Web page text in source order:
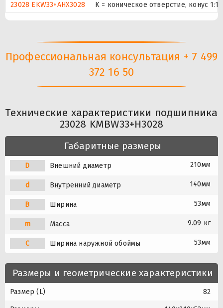
23028 EKW33+AHX3028 K = коническое отверстие, конус
Профессиональная консультация + 7 499
372 16 50
Технические характеристики подшипника
23028 KMBW33+H3028
Габаритные размеры
D Внешний диаметр 210мм
d Внутренний диаметр 140мм
B Ширина 53мм
m Масса 9.09 кг
C Ширина наружной обоймы 53мм
Размеры и геометрические характеристики
Размер (L) 82